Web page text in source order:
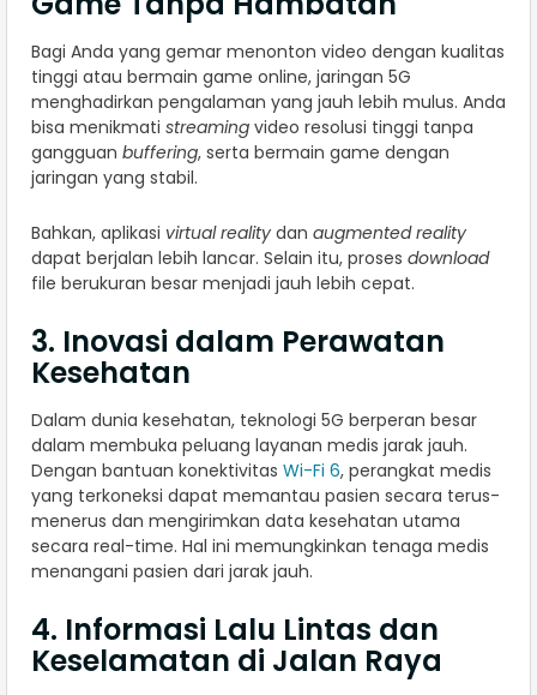
Bagi Anda yang gemar menonton video dengan kualitas
tinggi atau bermain game online, jaringan 5G
menghadirkan pengalaman yang jauh lebih mulus. Anda
bisa menikmati streaming video resolusi tinggi tanpa
gangguan buffering, serta bermain game dengan
jaringan yang stabil.
Bahkan, aplikasi virtual reality dan augmented reality
dapat berjalan lebih lancar. Selain itu, proses download
file berukuran besar menjadi jauh lebih cepat.
3. Inovasi dalam Perawatan
Kesehatan
Dalam dunia kesehatan, teknologi 5G berperan besar
dalam membuka peluang layanan medis jarak jauh.
Dengan bantuan konektivitas Wi-Fi 6, perangkat medis
yang terkoneksi dapat memantau pasien secara terus-
menerus dan mengirimkan data kesehatan utama
secara real-time. Hal ini memungkinkan tenaga medis
menangani pasien dari jarak jauh.
4. Informasi Lalu Lintas dan
Keselamatan di Jalan Raya